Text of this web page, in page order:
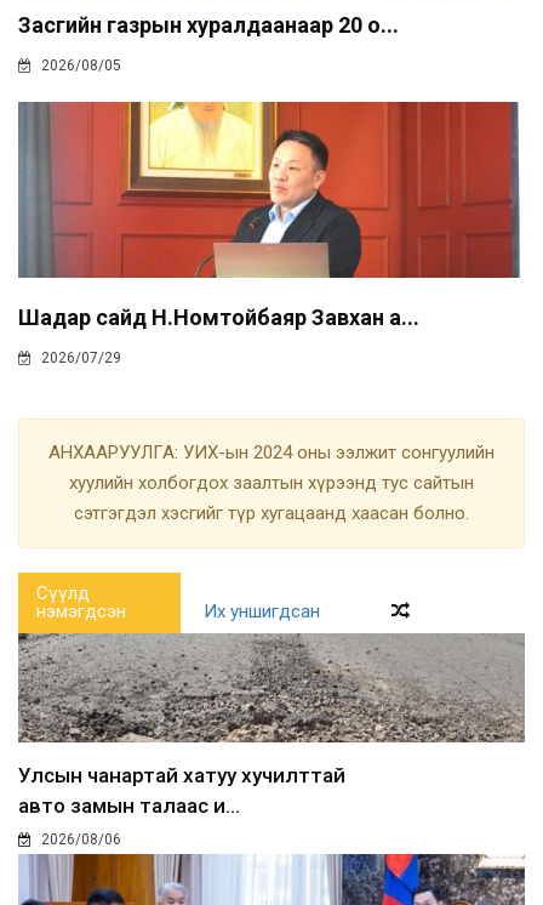
Засгийн газрын хуралдаанаар 20 о...
2026/08/05
Шадар сайд Н.Номтойбаяр Завхан а...
2026/07/29
АНХААРУУЛГА: УИХ-ын 2024 оны ээлжит сонгуулийн
хуулийн холбогдох заалтын хүрээнд тус сайтын
сэтгэгдэл хэсгийг түр хугацаанд хаасан болно.
Сүүлд
нэмэгдсэн
Их уншигдсан
Улсын чанартай хатуу хучилттай
авто замын талаас и...
2026/08/06